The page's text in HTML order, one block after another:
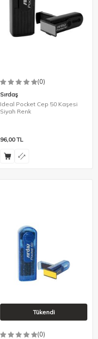
(0)
Sırdaş
Ideal Pocket Cep 50 Kaşesi
Siyah Renk
96,00TL
Tükendi
(0)